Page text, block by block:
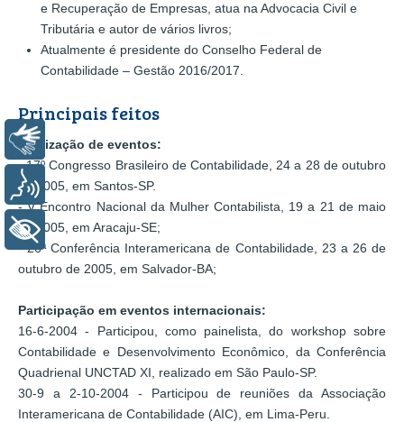
e Recuperação de Empresas, atua na Advocacia Civil e
Tributária e autor de vários livros;
Atualmente é presidente do Conselho Federal de
Contabilidade – Gestão 2016/2017.
Principais feitos
Realização de eventos:
- 17º Congresso Brasileiro de Contabilidade, 24 a 28 de outubro
de 2005, em Santos-SP.
- V Encontro Nacional da Mulher Contabilista, 19 a 21 de maio
de 2005, em Aracaju-SE;
- 26ª Conferência Interamericana de Contabilidade, 23 a 26 de
outubro de 2005, em Salvador-BA;
Participação em eventos internacionais:
16-6-2004 - Participou, como painelista, do workshop sobre
Contabilidade e Desenvolvimento Econômico, da Conferência
Quadrienal UNCTAD XI, realizado em São Paulo-SP.
30-9 a 2-10-2004 - Participou de reuniões da Associação
Interamericana de Contabilidade (AIC), em Lima-Peru.
Libras
Voz
+ Acessibilidade